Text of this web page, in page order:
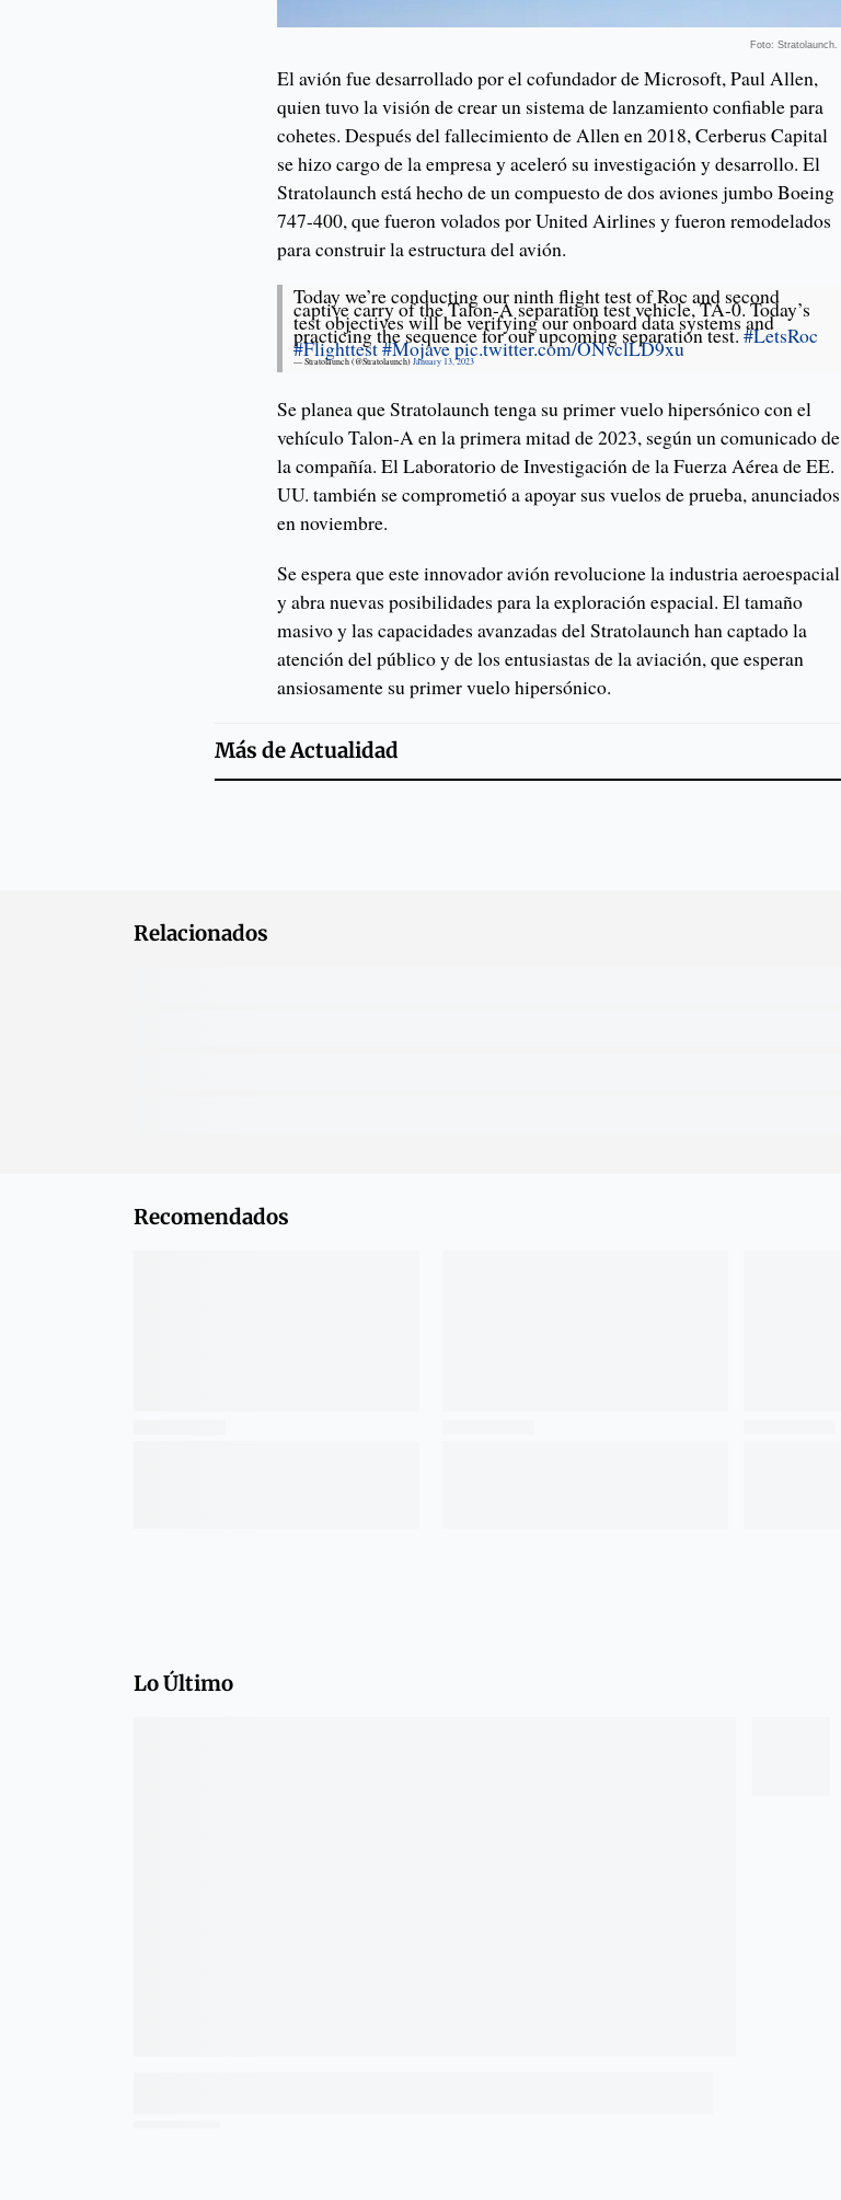
Foto: Stratolaunch.
El avión fue desarrollado por el cofundador de Microsoft, Paul Allen,
quien tuvo la visión de crear un sistema de lanzamiento confiable para
cohetes. Después del fallecimiento de Allen en 2018, Cerberus Capital
se hizo cargo de la empresa y aceleró su investigación y desarrollo. El
Stratolaunch está hecho de un compuesto de dos aviones jumbo Boeing
747-400, que fueron volados por United Airlines y fueron remodelados
para construir la estructura del avión.
Today we’re conducting our ninth flight test of Roc and second
captive carry of the Talon-A separation test vehicle, TA-0. Today’s
test objectives will be verifying our onboard data systems and
practicing the sequence for our upcoming separation test.#LetsRoc
#Flighttest#Mojavepic.twitter.com/ONvclLD9xu
— Stratolaunch (@Stratolaunch) January 13, 2023
Se planea que Stratolaunch tenga su primer vuelo hipersónico con el
vehículo Talon-A en la primera mitad de 2023, según un comunicado de
la compañía. El Laboratorio de Investigación de la Fuerza Aérea de EE.
UU. también se comprometió a apoyar sus vuelos de prueba, anunciados
en noviembre.
Se espera que este innovador avión revolucione la industria aeroespacial
y abra nuevas posibilidades para la exploración espacial. El tamaño
masivo y las capacidades avanzadas del Stratolaunch han captado la
atención del público y de los entusiastas de la aviación, que esperan
ansiosamente su primer vuelo hipersónico.
Más deActualidad
Relacionados
Recomendados
Lo Último